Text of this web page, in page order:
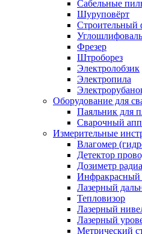
Сабельные
Шуруповёрт
Строительный
Фрезер
Штроборез
Электролобзик
Электропила
Оборудование для
Паяльник для
Сварочный
Измерительные
Влагомер
Детектор
Дозиметр
Инфракрасный
Лазерный
Тепловизор
Лазерный
Лазерный
Метрический